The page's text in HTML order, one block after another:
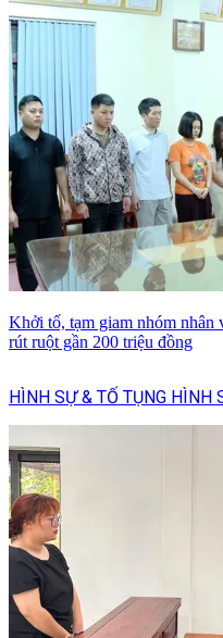
Khởi tố, tạm giam nhóm nhân
rút ruột gần 200 triệu đồng
HÌNH SỰ & TỐ TỤNG HÌNH